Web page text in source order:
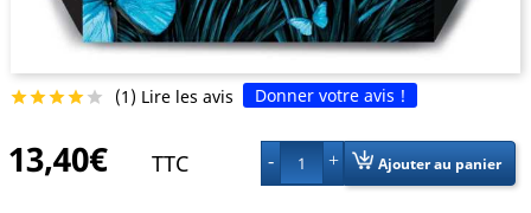
 (1) Lire les avis Donner votre avis !
13,40€ TTC 1 Ajouter au panier